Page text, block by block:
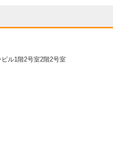
ル1階2号室2階2号室